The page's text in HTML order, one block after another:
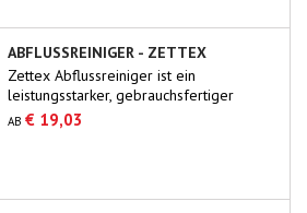
ABFLUSSREINIGER - ZETTEX
Zettex Abflussreiniger ist ein
leistungsstarker, gebrauchsfertiger
Reiniger, der alle Verstopfungen in
Abflüssen schnell beseitigt.Organische
AB € 19,03